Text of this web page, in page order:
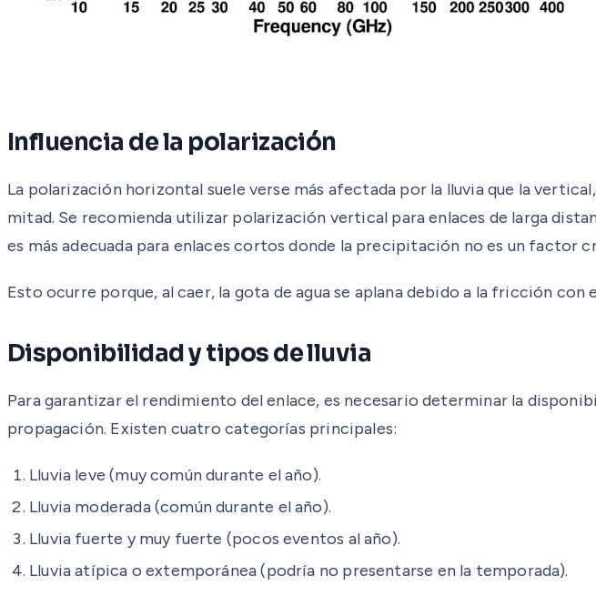
Influencia de la polarización
La polarización horizontal suele verse más afectada por la lluvia que la
mitad. Se recomienda utilizar polarización vertical para enlaces de larga
es más adecuada para enlaces cortos donde la precipitación no es un factor
Esto ocurre porque, al caer, la gota de agua se aplana debido a la fricción
Disponibilidad y tipos de lluvia
Para garantizar el rendimiento del enlace, es necesario determinar la
propagación. Existen cuatro categorías principales:
Lluvia leve (muy común durante el año).
Lluvia moderada (común durante el año).
Lluvia fuerte y muy fuerte (pocos eventos al año).
Lluvia atípica o extemporánea (podría no presentarse en la temporada).